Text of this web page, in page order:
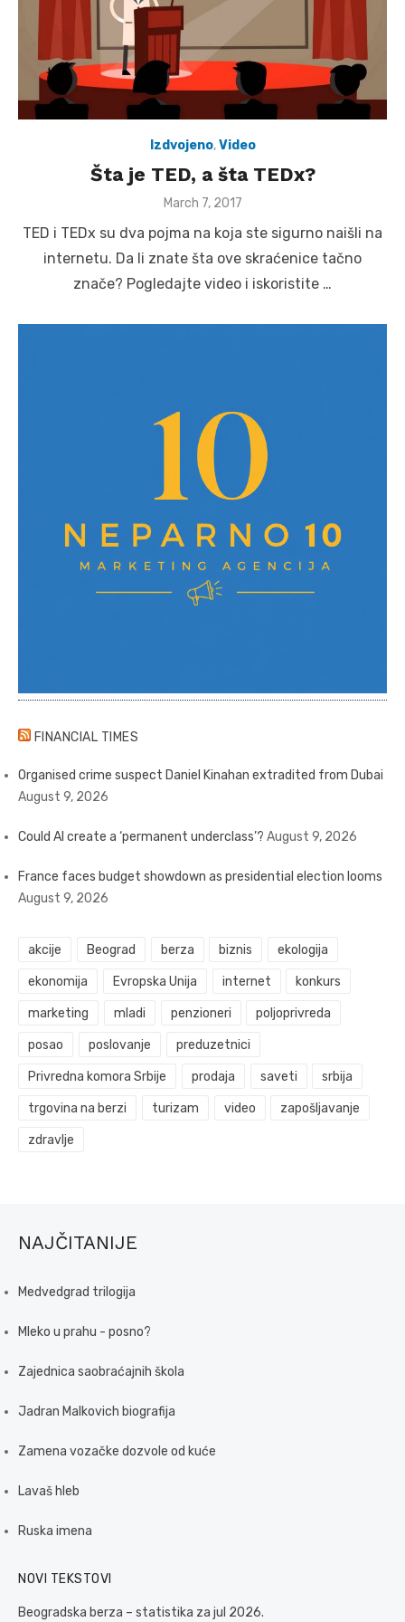
Izdvojeno,Video
Šta je TED, a šta TEDx?
Posted
March 7, 2017
TED i TEDx su dva pojma na koja ste sigurno naišli na
internetu. Da li znate šta ove skraćenice tačno
znače? Pogledajte video i iskoristite …
FINANCIAL TIMES
Organised crime suspect Daniel Kinahan extradited from Dubai
August 9, 2026
Could AI create a ‘permanent underclass’? August 9, 2026
France faces budget showdown as presidential election looms
August 9, 2026
akcije Beograd berza biznis ekologija
ekonomija Evropska Unija internet konkurs
marketing mladi penzioneri poljoprivreda
posao poslovanje preduzetnici
Privredna komora Srbije prodaja saveti srbija
trgovina na berzi turizam video zapošljavanje
zdravlje
NAJČITANIJE
Medvedgrad trilogija
Mleko u prahu - posno?
Zajednica saobraćajnih škola
Jadran Malkovich biografija
Zamena vozačke dozvole od kuće
Lavaš hleb
Ruska imena
NOVI TEKSTOVI
Beogradska berza – statistika za jul 2026.